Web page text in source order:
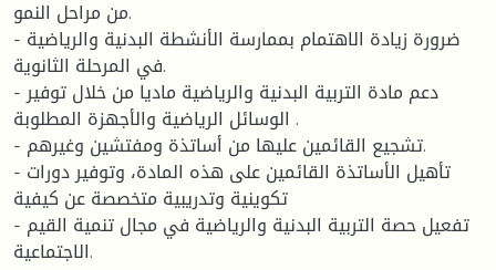
من مراحل النمو.
- ضرورة زيادة الاهتمام بممارسة الأنشطة البدنية والرياضية
في المرحلة الثانوية.
- دعم مادة التربية البدنية والرياضية ماديا من خلال توفير
الوسائل الرياضية والأجهزة المطلوبة .
- تشجيع القائمين عليها من أساتذة ومفتشين وغيرهم.
- تأهيل الأساتذة القائمين على هذه المادة، وتوفير دورات
تكوينية وتدريبية متخصصة عن كيفية
- تفعيل حصة التربية البدنية والرياضية في مجال تنمية القيم
الاجتماعية.